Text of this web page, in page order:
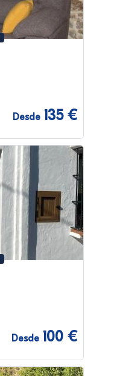
Desde 135 €
Desde 100 €